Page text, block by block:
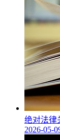
绝对法律
2026-05-